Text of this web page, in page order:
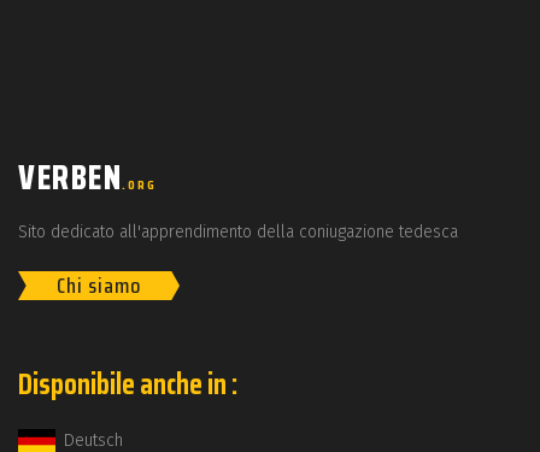
VERBEN.ORG
Sito dedicato all'apprendimento della coniugazione tedesca
Chi siamo
Disponibile anche in :
Deutsch